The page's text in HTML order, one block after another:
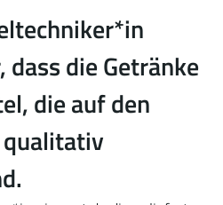
die Getränke
die auf den